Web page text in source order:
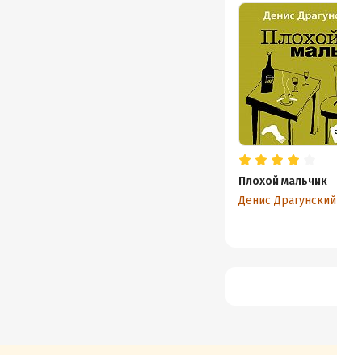
Плохой мальчик
Денис Драгунский